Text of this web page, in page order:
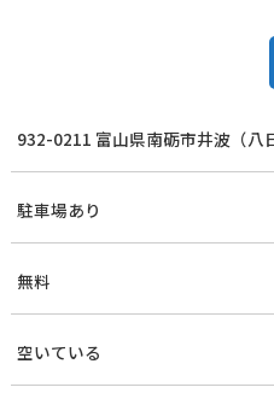
932-0211 富山県南砺市井波（八
駐車場あり
無料
空いている